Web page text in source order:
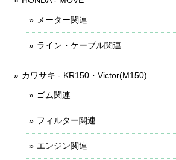
メーター関連
ライン・ケーブル関連
カワサキ - KR150・Victor(M150)
ゴム関連
フィルター関連
エンジン関連